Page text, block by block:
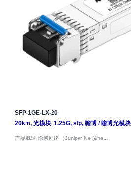
SFP-1GE-LX-20
20km, 光模块, 1.25G, sfp, 瞻博/ 瞻博光模块
产品概述 瞻博网络（Juniper Ne [&he…